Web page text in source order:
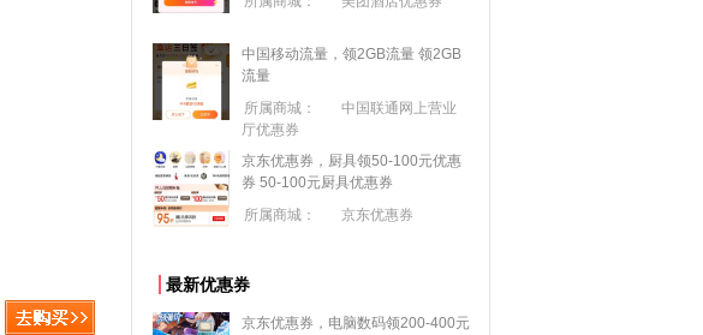
中国移动流量，领2GB流量 领2GB
流量
所属商城：
中国联通网上营业
厅优惠券
京东优惠券，厨具领50-100元优惠
券 50-100元厨具优惠券
所属商城：
京东优惠券
最新优惠券
京东优惠券，电脑数码领200-400元